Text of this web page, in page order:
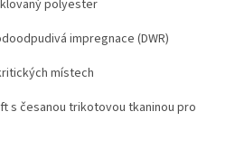
polyester
impregnace (DWR)
místech
s česanou trikotovou tkaninou pro